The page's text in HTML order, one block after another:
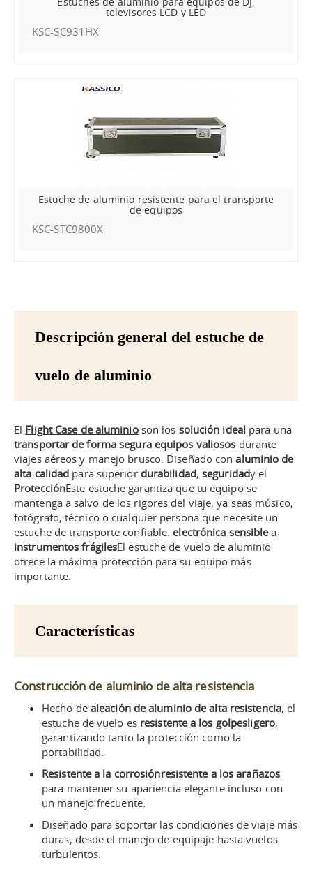
televisores LCD y LED
KSC-SC931HX
Estuche de aluminio resistente para el transporte
de equipos
KSC-STC9800X
Descripción general del estuche de
vuelo de aluminio
El Flight Case de aluminioson los solución idealpara una
transportar de forma segura equipos valiosos durante
viajes aéreos y manejo brusco. Diseñado conaluminio de
alta calidad para superior durabilidad,seguridady el
ProtecciónEste estuche garantiza que tu equipo se
mantenga a salvo de los rigores del viaje, ya seas músico,
fotógrafo, técnico o cualquier persona que necesite un
estuche de transporte confiable.electrónica sensiblea
instrumentos frágilesEl estuche de vuelo de aluminio
ofrece la máxima protección para su equipo más
importante.
Características
Construcción de aluminio de alta resistencia
Hecho de aleación de aluminio de alta resistencia, el
estuche de vuelo es resistente a los golpesligero,
garantizando tanto la protección como la
portabilidad.
Resistente a la corrosiónresistente a los arañazos
para mantener su apariencia elegante incluso con
un manejo frecuente.
Diseñado para soportar las condiciones de viaje más
duras, desde el manejo de equipaje hasta vuelos
turbulentos.